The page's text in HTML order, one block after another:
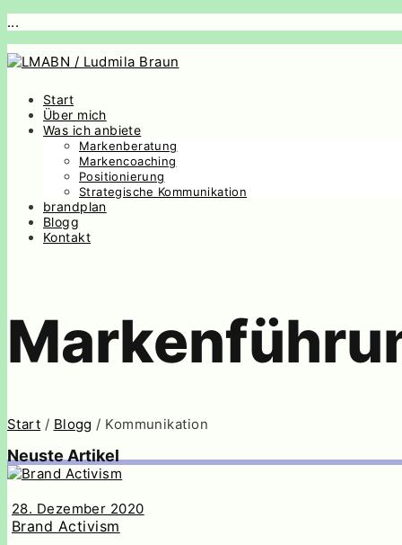
...
Start
Über mich
Was ich anbiete
Markenberatung
Markencoaching
Positionierung
Strategische Kommunikation
brandplan
Blogg
Kontakt
Start / Blogg / Kommunikation
Neuste Artikel
28. Dezember 2020
Brand Activism